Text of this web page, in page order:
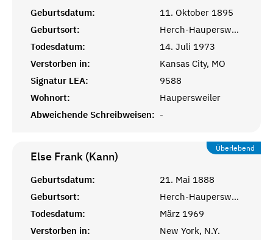
Geburtsdatum:
11. Oktober 1895
Geburtsort:
Herch-Haupersweiler
Todesdatum:
14. Juli 1973
Verstorben in:
Kansas City, MO
Signatur LEA:
9588
Wohnort:
Haupersweiler
Abweichende Schreibweisen: -
Überlebend
Else Frank (Kann)
Geburtsdatum:
21. Mai 1888
Geburtsort:
Herch-Haupersweiler
Todesdatum:
März 1969
Verstorben in:
New York, N.Y.